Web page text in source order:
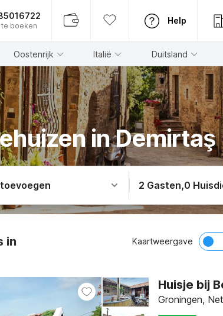
te boeken
Help
Oostenrijk Italië Duitsland
in Demirtaş
2 Gasten,0
in Kaartweergave
Huisje bij
Groningen,